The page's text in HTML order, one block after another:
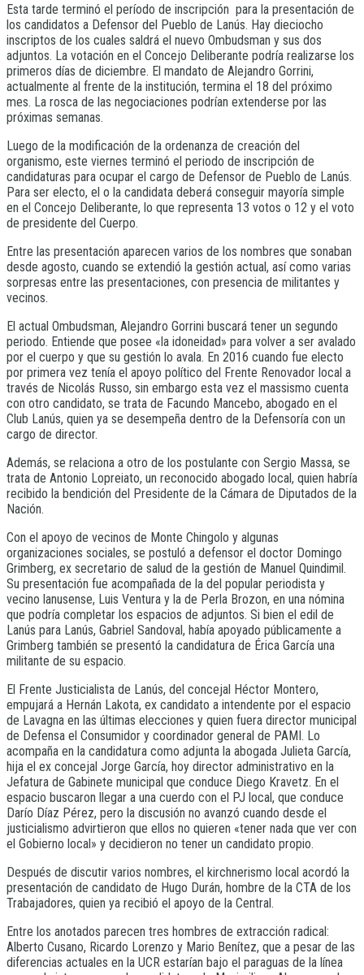
Esta tarde terminó el período de inscripción para la presentación de
los candidatos a Defensor del Pueblo de Lanús. Hay dieciocho
inscriptos de los cuales saldrá el nuevo Ombudsman y sus dos
adjuntos. La votación en el Concejo Deliberante podría realizarse los
primeros días de diciembre. El mandato de Alejandro Gorrini,
actualmente al frente de la institución, termina el 18 del próximo
mes. La rosca de las negociaciones podrían extenderse por las
próximas semanas.
Luego de la modificación de la ordenanza de creación del
organismo, este viernes terminó el periodo de inscripción de
candidaturas para ocupar el cargo de Defensor de Pueblo de Lanús.
Para ser electo, el o la candidata deberá conseguir mayoría simple
en el Concejo Deliberante, lo que representa 13 votos o 12 y el voto
de presidente del Cuerpo.
Entre las presentación aparecen varios de los nombres que sonaban
desde agosto, cuando se extendió la gestión actual, así como varias
sorpresas entre las presentaciones, con presencia de militantes y
vecinos.
El actual Ombudsman, Alejandro Gorrini buscará tener un segundo
periodo. Entiende que posee «la idoneidad» para volver a ser avalado
por el cuerpo y que su gestión lo avala. En 2016 cuando fue electo
por primera vez tenía el apoyo político del Frente Renovador local a
través de Nicolás Russo, sin embargo esta vez el massismo cuenta
con otro candidato, se trata de Facundo Mancebo, abogado en el
Club Lanús, quien ya se desempeña dentro de la Defensoría con un
cargo de director.
Además, se relaciona a otro de los postulante con Sergio Massa, se
trata de Antonio Lopreiato, un reconocido abogado local, quien habría
recibido la bendición del Presidente de la Cámara de Diputados de la
Nación.
Con el apoyo de vecinos de Monte Chingolo y algunas
organizaciones sociales, se postuló a defensor el doctor Domingo
Grimberg, ex secretario de salud de la gestión de Manuel Quindimil.
Su presentación fue acompañada de la del popular periodista y
vecino lanusense, Luis Ventura y la de Perla Brozon, en una nómina
que podría completar los espacios de adjuntos. Si bien el edil de
Lanús para Lanús, Gabriel Sandoval, había apoyado públicamente a
Grimberg también se presentó la candidatura de Érica García una
militante de su espacio.
El Frente Justicialista de Lanús, del concejal Héctor Montero,
empujará a Hernán Lakota, ex candidato a intendente por el espacio
de Lavagna en las últimas elecciones y quien fuera director municipal
de Defensa el Consumidor y coordinador general de PAMI. Lo
acompaña en la candidatura como adjunta la abogada Julieta García,
hija el ex concejal Jorge García, hoy director administrativo en la
Jefatura de Gabinete municipal que conduce Diego Kravetz. En el
espacio buscaron llegar a una cuerdo con el PJ local, que conduce
Darío Díaz Pérez, pero la discusión no avanzó cuando desde el
justicialismo advirtieron que ellos no quieren «tener nada que ver con
el Gobierno local» y decidieron no tener un candidato propio.
Después de discutir varios nombres, el kirchnerismo local acordó la
presentación de candidato de Hugo Durán, hombre de la CTA de los
Trabajadores, quien ya recibió el apoyo de la Central.
Entre los anotados parecen tres hombres de extracción radical:
Alberto Cusano, Ricardo Lorenzo y Mario Benítez, que a pesar de las
diferencias actuales en la UCR estarían bajo el paraguas de la línea